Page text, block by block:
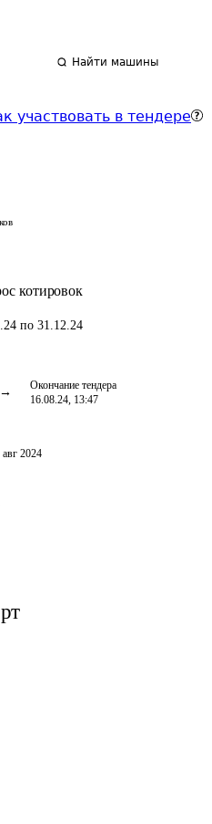
Найти машины
участвовать в тендере
котировок
по 31.12.24
Окончание тендера
16.08.24, 13:47
авг 2024